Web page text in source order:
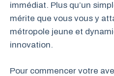
immédiat. Plus qu’un
mérite que vous vous y
métropole jeune et
innovation.
Pour commencer votre